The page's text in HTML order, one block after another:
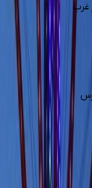
غرب